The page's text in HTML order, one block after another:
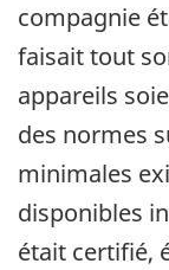
compagnie
faisait tout
appareils
des normes
minimales
disponibles
était certifié,